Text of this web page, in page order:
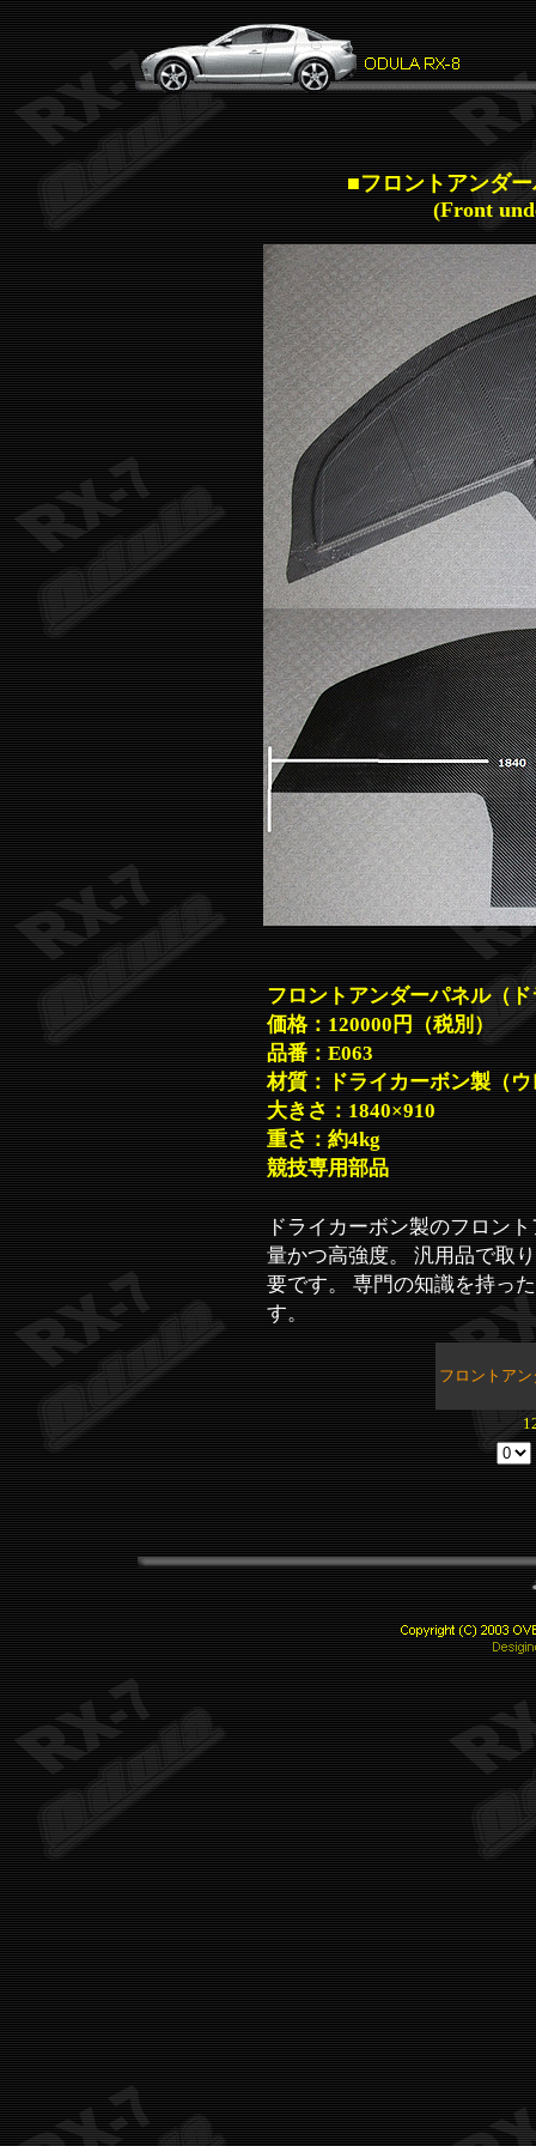
■フロントアンダ
(Front
フロントアンダーパネル（
価格：120000円（税別）
品番：E063
材質：ドライカーボン製（
大きさ：1840×910
重さ：約4kg
競技専用部品
ドライカーボン製のフロン
量かつ高強度。 汎用品で取
要です。 専門の知識を持っ
す。
フロントア